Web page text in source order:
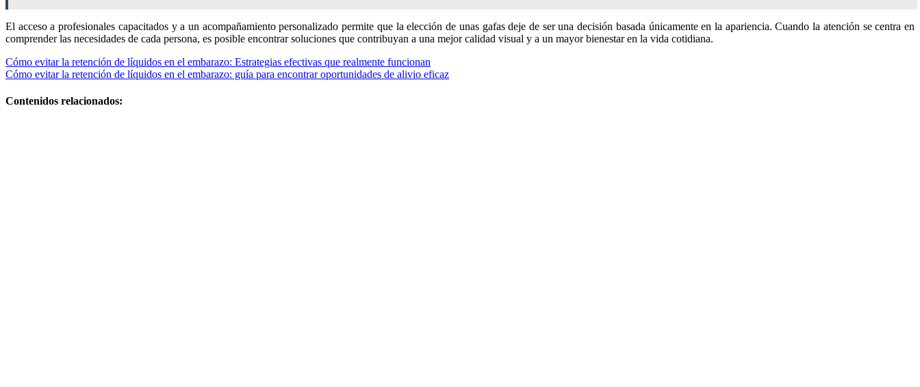
El acceso a profesionales capacitados y a un acompañamiento personalizado permite que la elección de unas gafas deje de ser una decisión basada únicamente en la apariencia. Cuando la atención se centra en
comprender las necesidades de cada persona, es posible encontrar soluciones que contribuyan a una mejor calidad visual y a un mayor bienestar en la vida cotidiana.
Navegación
de
entradas
Cómo evitar la retención de líquidos en el embarazo: Estrategias efectivas que realmente funcionan
Cómo evitar la retención de líquidos en el embarazo: guía para encontrar oportunidades de alivio eficaz
Contenidos relacionados: